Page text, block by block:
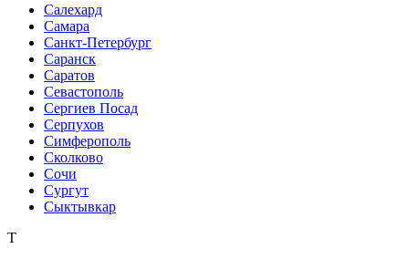
Салехард
Самара
Санкт-Петербург
Саранск
Саратов
Севастополь
Сергиев Посад
Серпухов
Симферополь
Сколково
Сочи
Сургут
Сыктывкар
Т